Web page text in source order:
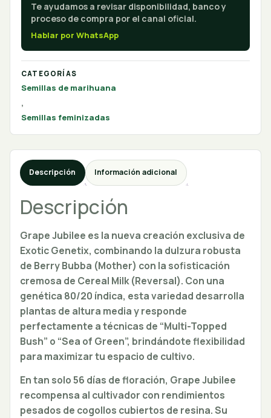
Te ayudamos a revisar disponibilidad, banco y
proceso de compra por el canal oficial.
Hablar por WhatsApp
CATEGORÍAS
Semillas de marihuana
,
Semillas feminizadas
Descripción Información adicional
Descripción
Grape Jubilee es la nueva creación exclusiva de
Exotic Genetix, combinando la dulzura robusta
de Berry Bubba (Mother) con la sofisticación
cremosa de Cereal Milk (Reversal). Con una
genética 80/20 índica, esta variedad desarrolla
plantas de altura media y responde
perfectamente a técnicas de “Multi-Topped
Bush” o “Sea of Green”, brindándote flexibilidad
para maximizar tu espacio de cultivo.
En tan solo 56 días de floración, Grape Jubilee
recompensa al cultivador con rendimientos
pesados de cogollos cubiertos de resina. Su